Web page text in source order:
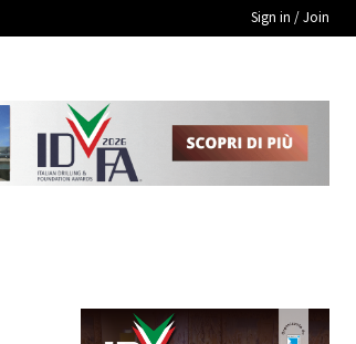
Sign in / Join